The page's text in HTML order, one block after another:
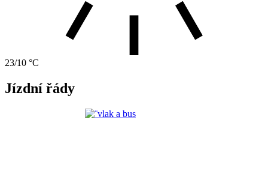
23/10 °C
Jízdní řády